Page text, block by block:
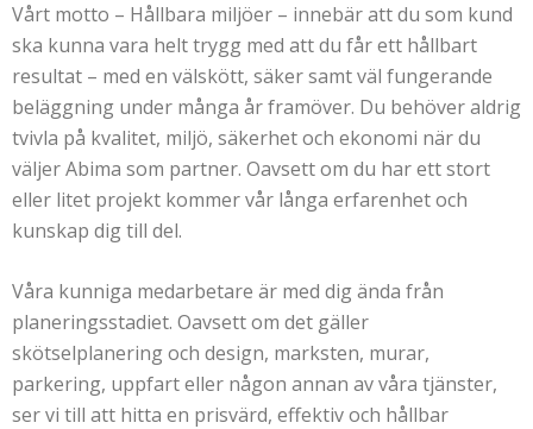
Vårt motto – Hållbara miljöer – innebär att du som kund
ska kunna vara helt trygg med att du får ett hållbart
resultat – med en välskött, säker samt väl fungerande
beläggning under många år framöver. Du behöver aldrig
tvivla på kvalitet, miljö, säkerhet och ekonomi när du
väljer Abima som partner. Oavsett om du har ett stort
eller litet projekt kommer vår långa erfarenhet och
kunskap dig till del.
Våra kunniga medarbetare är med dig ända från
planeringsstadiet. Oavsett om det gäller
skötselplanering och design, marksten, murar,
parkering, uppfart eller någon annan av våra tjänster,
ser vi till att hitta en prisvärd, effektiv och hållbar